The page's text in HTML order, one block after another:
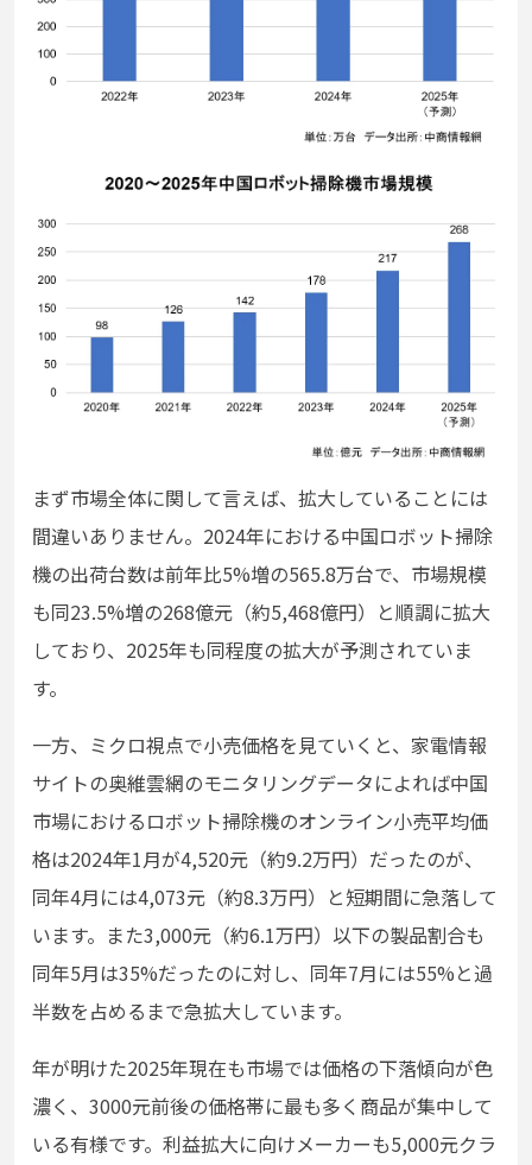
まず市場全体に関して言えば、拡大していることには
間違いありません。2024年における中国ロボット掃除
機の出荷台数は前年比5%増の565.8万台で、市場規模
も同23.5%増の268億元（約5,468億円）と順調に拡大
しており、2025年も同程度の拡大が予測されていま
す。
一方、ミクロ視点で小売価格を見ていくと、家電情報
サイトの奥維雲網のモニタリングデータによれば中国
市場におけるロボット掃除機のオンライン小売平均価
格は2024年1月が4,520元（約9.2万円）だったのが、
同年4月には4,073元（約8.3万円）と短期間に急落して
います。また3,000元（約6.1万円）以下の製品割合も
同年5月は35%だったのに対し、同年7月には55%と過
半数を占めるまで急拡大しています。
年が明けた2025年現在も市場では価格の下落傾向が色
濃く、3000元前後の価格帯に最も多く商品が集中して
いる有様です。利益拡大に向けメーカーも5,000元クラ